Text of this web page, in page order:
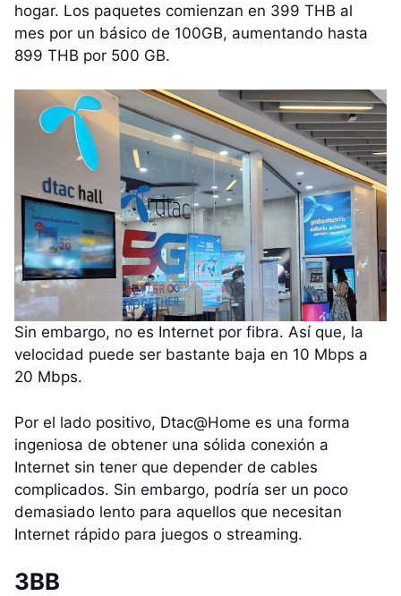
hogar. Los paquetes comienzan en 399 THB al
mes por un básico de 100GB, aumentando hasta
899 THB por 500 GB.
Sin embargo, no es Internet por fibra. Así que, la
velocidad puede ser bastante baja en 10 Mbps a
20 Mbps.
Por el lado positivo, Dtac@Home es una forma
ingeniosa de obtener una sólida conexión a
Internet sin tener que depender de cables
complicados. Sin embargo, podría ser un poco
demasiado lento para aquellos que necesitan
Internet rápido para juegos o streaming.
3BB